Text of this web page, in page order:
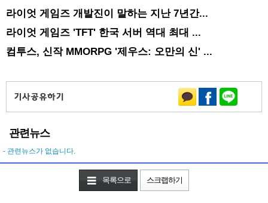
라이엇 게임즈 개발진이 말하는 지난 7년간...
라이엇 게임즈 'TFT' 한국 서버 역대 최대 ...
컴투스, 신작 MMORPG '제우스: 오만의 신' ...
관련뉴스
- 관련뉴스가 없습니다.
목록으로 스크랩하기